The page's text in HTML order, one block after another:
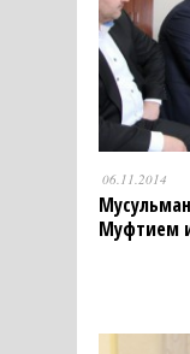
06.11.2014
Муфтием